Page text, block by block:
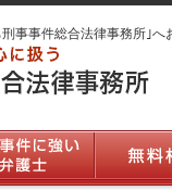
事事件総合法律事務所｣へ